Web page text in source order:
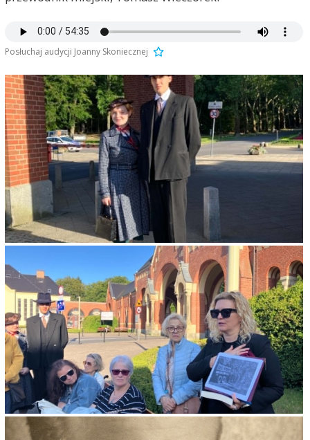
Posłuchaj audycji Joanny Skoniecznej